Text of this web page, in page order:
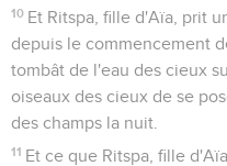
10 Et Ritspa, fille d'Aïa, prit
depuis le commencement
tombât de l'eau des cieux
oiseaux des cieux de se
des champs la nuit.
11 Et ce que Ritspa, fille